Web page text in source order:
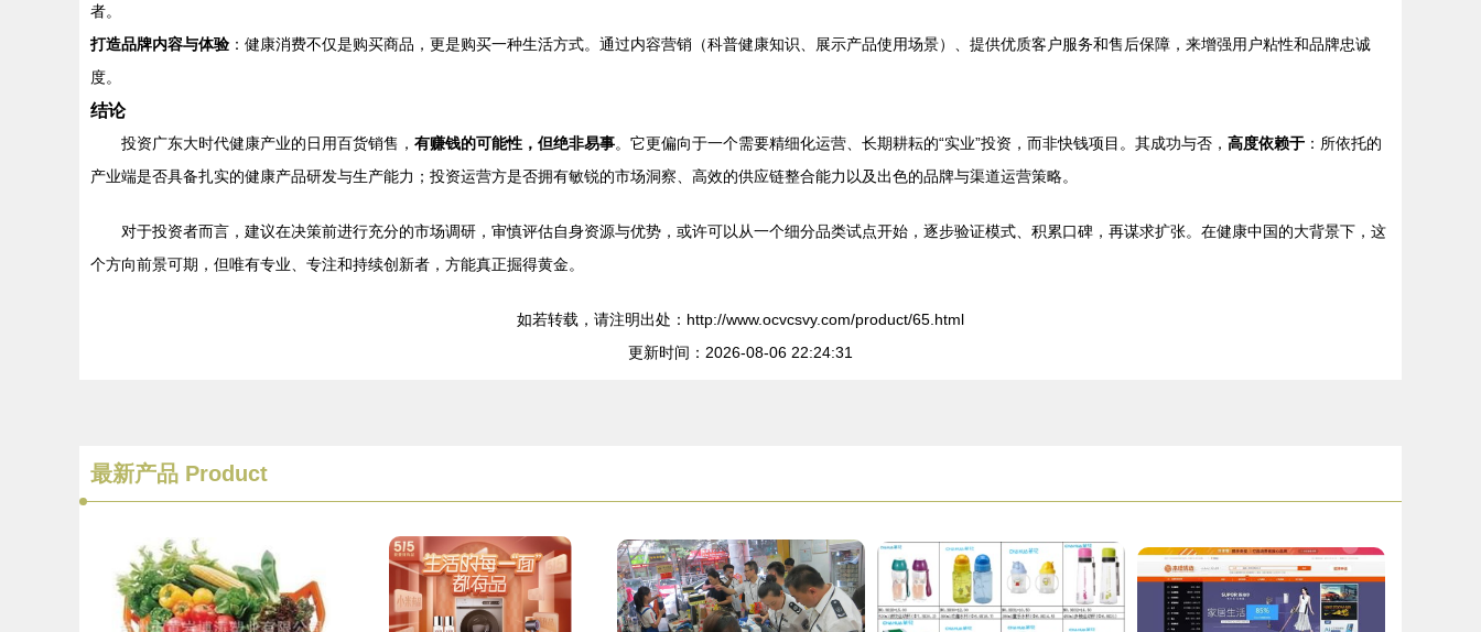
者。
打造品牌内容与体验 ：健康消费不仅是购买商品，更是购买一种生活方式。通过内容营销（科普健康知识、展示产品使用场景）、提供优质客户服务和售后保障，来增强用户粘性和品牌忠诚
度。
结论
投资广东大时代健康产业的日用百货销售， 有赚钱的可能性，但绝非易事。它更偏向于一个需要精细化运营、长期耕耘的“实业”投资，而非快钱项目。其成功与否， 高度依赖于 ：所依托的
产业端是否具备扎实的健康产品研发与生产能力；投资运营方是否拥有敏锐的市场洞察、高效的供应链整合能力以及出色的品牌与渠道运营策略。
对于投资者而言，建议在决策前进行充分的市场调研，审慎评估自身资源与优势，或许可以从一个细分品类试点开始，逐步验证模式、积累口碑，再谋求扩张。在健康中国的大背景下，这
个方向前景可期，但唯有专业、专注和持续创新者，方能真正掘得黄金。
如若转载，请注明出处：http://www.ocvcsvy.com/product/65.html
更新时间：2026-08-06 22:24:31
最新产品 Product